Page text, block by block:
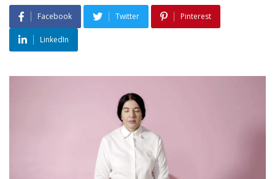
Facebook Twitter Pinterest
LinkedIn